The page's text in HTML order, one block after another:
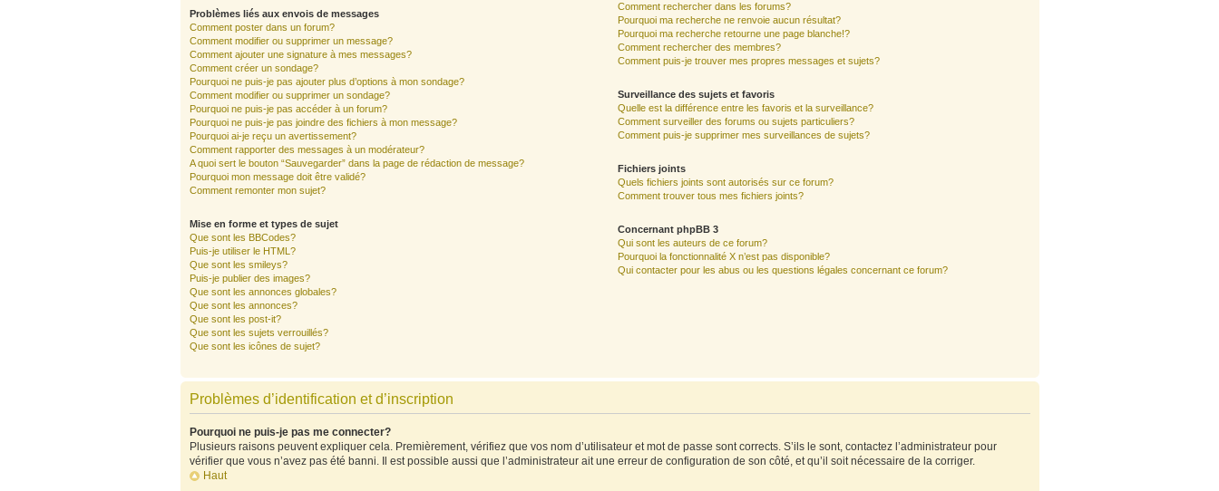
Problèmes liés aux envois de messages
Comment poster dans un forum?
Comment modifier ou supprimer un message?
Comment ajouter une signature à mes messages?
Comment créer un sondage?
Pourquoi ne puis-je pas ajouter plus d’options à mon sondage?
Comment modifier ou supprimer un sondage?
Pourquoi ne puis-je pas accéder à un forum?
Pourquoi ne puis-je pas joindre des fichiers à mon message?
Pourquoi ai-je reçu un avertissement?
Comment rapporter des messages à un modérateur?
A quoi sert le bouton “Sauvegarder” dans la page de rédaction de message?
Pourquoi mon message doit être validé?
Comment remonter mon sujet?
Mise en forme et types de sujet
Que sont les BBCodes?
Puis-je utiliser le HTML?
Que sont les smileys?
Puis-je publier des images?
Que sont les annonces globales?
Que sont les annonces?
Que sont les post-it?
Que sont les sujets verrouillés?
Que sont les icônes de sujet?
Comment rechercher dans les forums?
Pourquoi ma recherche ne renvoie aucun résultat?
Pourquoi ma recherche retourne une page blanche!?
Comment rechercher des membres?
Comment puis-je trouver mes propres messages et sujets?
Surveillance des sujets et favoris
Quelle est la différence entre les favoris et la surveillance?
Comment surveiller des forums ou sujets particuliers?
Comment puis-je supprimer mes surveillances de sujets?
Fichiers joints
Quels fichiers joints sont autorisés sur ce forum?
Comment trouver tous mes fichiers joints?
Concernant phpBB 3
Qui sont les auteurs de ce forum?
Pourquoi la fonctionnalité X n’est pas disponible?
Qui contacter pour les abus ou les questions légales concernant ce forum?
Problèmes d’identification et d’inscription
Pourquoi ne puis-je pas me connecter?
Plusieurs raisons peuvent expliquer cela. Premièrement, vérifiez que vos nom d’utilisateur et mot de passe sont corrects. S’ils le sont, contactez l’administrateur pour
vérifier que vous n’avez pas été banni. Il est possible aussi que l’administrateur ait une erreur de configuration de son côté, et qu’il soit nécessaire de la corriger.
Haut